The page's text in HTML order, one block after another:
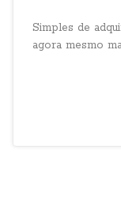
Simples de
agora mesmo